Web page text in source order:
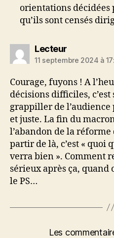
orientations
qu’ils sont censés
Lecteurdit :
11 septembre 2024 à
Courage, fuyons ! A
décisions difficiles, c’est
grappiller de l’audience
et juste. La fin du
l’abandon de la réforme
partir de là, c’est « quoi
verra bien ». Comment
sérieux après ça, quand
le PS…
Les